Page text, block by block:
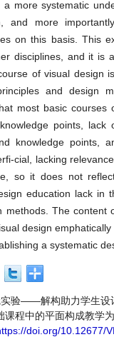
more systematic
and more
on this basis. This
disciplines, and it is
of visual design
and design
most basic courses
points, lack
knowledge points,
cial, lacking
so it does not
education lack in
methods. The content
design
a systematic
验——解构助力学生设
程中的平面构成教学为
doi.org/10.12677/